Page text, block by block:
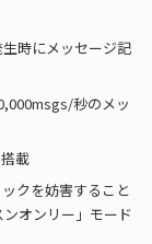
時にメッセージ記
秒のメッ
載
クを妨害すること
オンリー」モード